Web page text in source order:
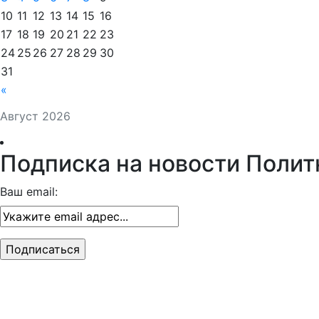
Август 2026
«
10 11 12 13 14 15 16
17 18 19 20 21 22 23
24 25 26 27 28 29 30
31
Подписка на новости
Ваш email: